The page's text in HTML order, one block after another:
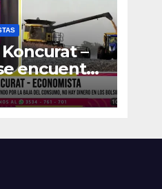
–
encuentra
del país?